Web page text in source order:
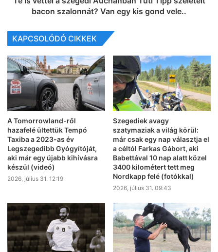
bacon szalonnát? Van egy kis gond vele..
KAPCSOLÓDÓ CIKKEK
A Tomorrowland-ről
hazafelé ültettük Tempó
Taxiba a 2023-as év
Legszegedibb Gyógyítóját,
aki már egy újabb kihívásra
készül (videó)
2026, július 31. 12:19
Szegediek avagy
szatymaziak a világ körül:
már csak egy nap választja el
a céltól Farkas Gábort, aki
Babettával 10 nap alatt közel
3400 kilométert tett meg
Nordkapp felé (fotókkal)
2026, július 31. 09:43